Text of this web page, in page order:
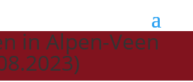
in Alpen-Veen